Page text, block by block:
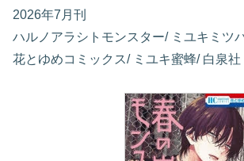
2026年7月刊
ハルノアラシトモンスター/ ミユキミツ
花とゆめコミックス/ ミユキ蜜蜂/ 白泉社